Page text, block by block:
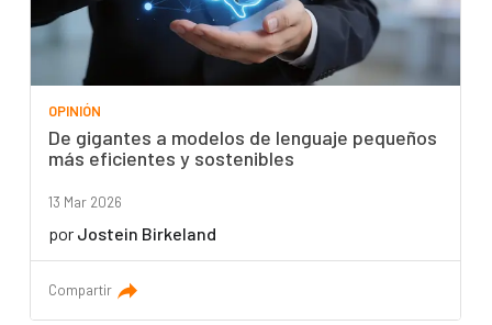
OPINIÓN
De gigantes a modelos de lenguaje pequeños
más eficientes y sostenibles
13 Mar 2026
por Jostein Birkeland
Compartir